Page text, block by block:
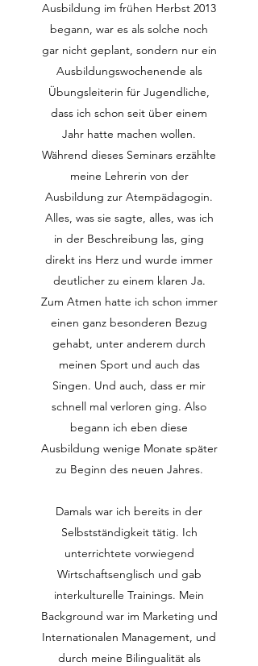
Ausbildung im frühen Herbst 2013
begann, war es als solche noch
gar nicht geplant, sondern nur ein
Ausbildungswochenende als
Übungsleiterin für Jugendliche,
dass ich schon seit über einem
Jahr hatte machen wollen.
Während dieses Seminars erzählte
meine Lehrerin von der
Ausbildung zur Atempädagogin.
Alles, was sie sagte, alles, was ich
in der Beschreibung las, ging
direkt ins Herz und wurde immer
deutlicher zu einem klaren Ja.
Zum Atmen hatte ich schon immer
einen ganz besonderen Bezug
gehabt, unter anderem durch
meinen Sport und auch das
Singen. Und auch, dass er mir
schnell mal verloren ging. Also
begann ich eben diese
Ausbildung wenige Monate später
zu Beginn des neuen Jahres.​
Damals war ich bereits in der
Selbstständigkeit tätig. Ich
unterrichtete vorwiegend
Wirtschaftsenglisch und gab
interkulturelle Trainings. Mein
Background war im Marketing und
Internationalen Management, und
durch meine Bilingualität als